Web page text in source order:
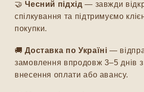
🤝Чесний підхід — завжди
спілкування та підтримуємо
покупки.
🚚Доставка по Україні —
замовлення впродовж 3–5 днів
внесення оплати або авансу.